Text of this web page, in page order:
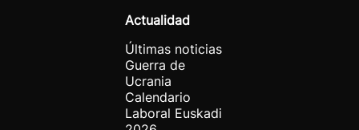
Actualidad
Últimas noticias
Guerra de
Ucrania
Calendario
Laboral Euskadi